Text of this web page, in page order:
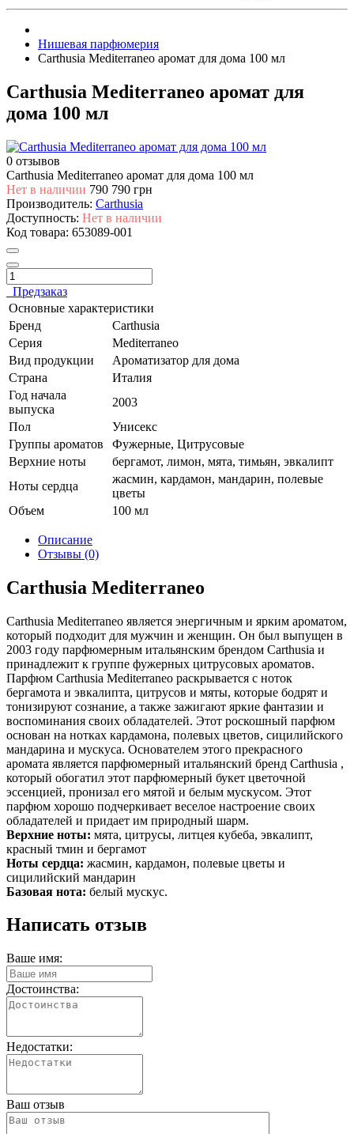
Нишевая парфюмерия
Carthusia Mediterraneo аромат для дома 100 мл
Carthusia Mediterraneo аромат для
дома 100 мл
0 отзывов
Carthusia Mediterraneo аромат для дома 100 мл
Нет в наличии 790 790 грн
Производитель: Carthusia
Доступность: Нет в наличии
Код товара: 653089-001
Предзаказ
Основные характеристики
Бренд
Carthusia
Серия
Mediterraneo
Вид продукции
Ароматизатор для дома
Страна
Италия
Год начала
выпуска
2003
Пол
Унисекс
Группы ароматов
Фужерные, Цитрусовые
Верхние ноты
бергамот, лимон, мята, тимьян, эвкалипт
Ноты сердца
жасмин, кардамон, мандарин, полевые
цветы
Объем
100 мл
Описание
Отзывы (0)
Carthusia Mediterraneo
Carthusia Mediterraneo является энергичным и ярким ароматом,
который подходит для мужчин и женщин. Он был выпущен в
2003 году парфюмерным итальянским брендом Carthusia и
принадлежит к группе фужерных цитрусовых ароматов.
Парфюм Carthusia Mediterraneo раскрывается с ноток
бергамота и эвкалипта, цитрусов и мяты, которые бодрят и
тонизируют сознание, а также зажигают яркие фантазии и
воспоминания своих обладателей. Этот роскошный парфюм
основан на нотках кардамона, полевых цветов, сицилийского
мандарина и мускуса. Основателем этого прекрасного
аромата является парфюмерный итальянский бренд Carthusia ,
который обогатил этот парфюмерный букет цветочной
эссенцией, пронизал его мятой и белым мускусом. Этот
парфюм хорошо подчеркивает веселое настроение своих
обладателей и придает им природный шарм.
Верхние ноты: мята, цитрусы, литцея кубеба, эвкалипт,
красный тмин и бергамот
Ноты сердца: жасмин, кардамон, полевые цветы и
сицилийский мандарин
Базовая нота: белый мускус.
Написать отзыв
Ваше имя:
Достоинства:
Недостатки:
Ваш отзыв